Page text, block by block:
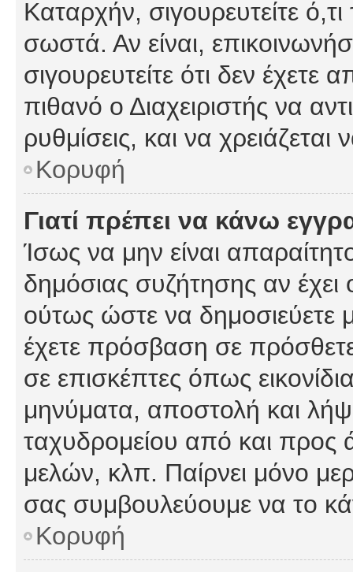
Καταρχήν, σιγουρευτείτε
σωστά. Αν είναι,
σιγουρευτείτε ότι δεν έχετε
πιθανό ο Διαχειριστής να
ρυθμίσεις, και να χρειάζεται
Κορυφή
Γιατί πρέπει να κάνω
Ίσως να μην είναι
δημόσιας συζήτησης αν έχει
ούτως ώστε να δημοσιεύετε
έχετε πρόσβαση σε
σε επισκέπτες όπως
μηνύματα, αποστολή και
ταχυδρομείου από και προς
μελών, κλπ. Παίρνει μόνο
σας συμβουλεύουμε να το
Κορυφή